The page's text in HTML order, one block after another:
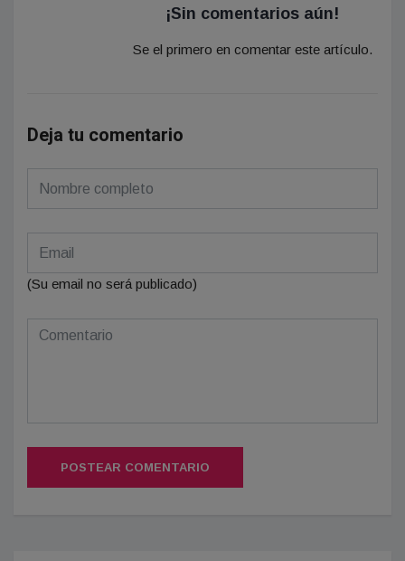
¡Sin comentarios aún!
Se el primero en comentar este artículo.
Deja tu comentario
(Su email no será publicado)
POSTEAR COMENTARIO